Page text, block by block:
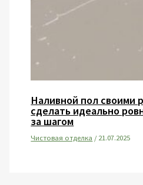
Наливной пол своими
сделать идеально
за шагом
Чистовая отделка /21.07.2025